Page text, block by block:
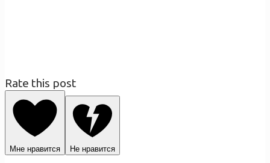
Rate this post
Мне нравится Не нравится